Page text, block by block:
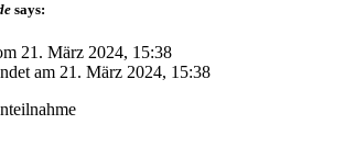
says:
21. März 2024, 15:38
am 21. März 2024, 15:38